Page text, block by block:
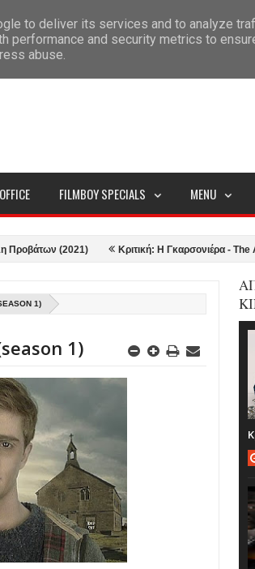
SITEMAP
FILMBOY SPECIALS MENU
(2021) Κριτική: Η Γκαρσονιέρα - The
1)
1)
to deliver its services and to analyze
performance and security metrics to
abuse.